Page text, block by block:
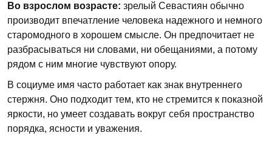
Во взрослом возрасте: зрелый Севастиян обычно
производит впечатление человека надежного и немного
старомодного в хорошем смысле. Он предпочитает не
разбрасываться ни словами, ни обещаниями, а потому
рядом с ним многие чувствуют опору.
В социуме имя часто работает как знак внутреннего
стержня. Оно подходит тем, кто не стремится к показной
яркости, но умеет создавать вокруг себя пространство
порядка, ясности и уважения.